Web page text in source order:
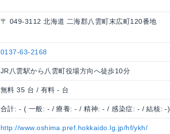
〒 049-3112 北海道 二海郡八雲町末広町120番地
0137-63-2168
JR八雲駅から八雲町役場方向へ徒歩10分
無料 35 台 / 有料 - 台
合計: - ( 一般: - / 療養: - / 精神: - / 感染症: - / 結核: -)
http://www.oshima.pref.hokkaido.lg.jp/hf/ykh/